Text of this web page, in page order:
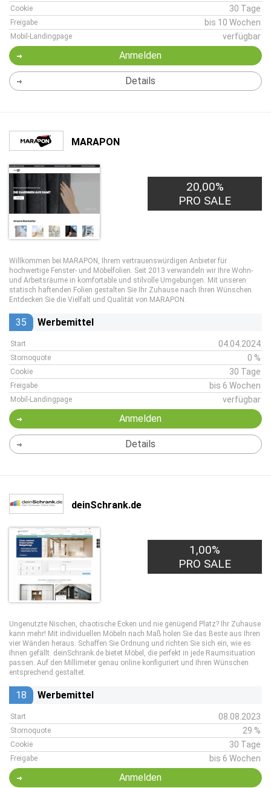
Cookie 30 Tage
Freigabe bis 10 Wochen
Mobil-Landingpage verfügbar
Anmelden
Details
MARAPON
20,00%
PRO SALE
Willkommen bei MARAPON, Ihrem vertrauenswürdigen Anbieter für
hochwertige Fenster- und Möbelfolien. Seit 2013 verwandeln wir Ihre Wohn-
und Arbeitsräume in komfortable und stilvolle Umgebungen. Mit unseren
statisch haftenden Folien gestalten Sie Ihr Zuhause nach Ihren Wünschen.
Entdecken Sie die Vielfalt und Qualität von MARAPON.
35 Werbemittel
Start 04.04.2024
Stornoquote 0 %
Cookie 30 Tage
Freigabe bis 6 Wochen
Mobil-Landingpage verfügbar
Anmelden
Details
deinSchrank.de
1,00%
PRO SALE
Ungenutzte Nischen, chaotische Ecken und nie genügend Platz? Ihr Zuhause
kann mehr! Mit individuellen Möbeln nach Maß holen Sie das Beste aus Ihren
vier Wänden heraus. Schaffen Sie Ordnung und richten Sie sich ein, wie es
Ihnen gefällt. deinSchrank.de bietet Möbel, die perfekt in jede Raumsituation
passen. Auf den Millimeter genau online konfiguriert und Ihren Wünschen
entsprechend gestaltet.
18 Werbemittel
Start 08.08.2023
Stornoquote 29 %
Cookie 30 Tage
Freigabe bis 6 Wochen
Anmelden